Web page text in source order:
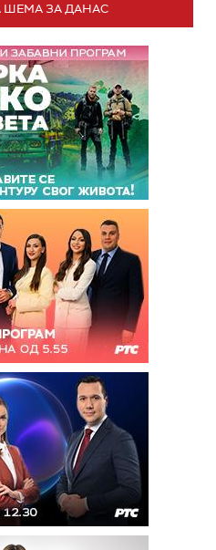
ШЕМА ЗА ДАНАС